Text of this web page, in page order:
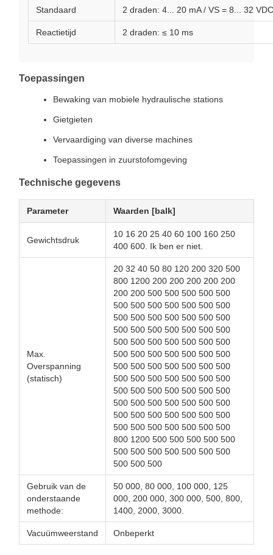
Standaard 2 draden: 4... 20 mA / VS = 8... 32 VDC
Reactietijd 2 draden: ≤ 10 ms
Toepassingen
Bewaking van mobiele hydraulische stations
Gietgieten
Vervaardiging van diverse machines
Toepassingen in zuurstofomgeving
Technische gegevens
Parameter Waarden [balk]
Gewichtsdruk
10 16 20 25 40 60 100 160 250
400 600. Ik ben er niet.
Max.
Overspanning
(statisch)
20 32 40 50 80 120 200 320 500
800 1200 200 200 200 200 200
200 200 500 500 500 500 500
500 500 500 500 500 500 500
500 500 500 500 500 500 500
500 500 500 500 500 500 500
500 500 500 500 500 500 500
500 500 500 500 500 500 500
500 500 500 500 500 500 500
500 500 500 500 500 500 500
500 500 500 500 500 500 500
500 500 500 500 500 500 500
500 500 500 500 500 500 500
500 500 500 500 500 500 500
800 1200 500 500 500 500 500
500 500 500 500 500 500 500
500 500 500
Gebruik van de
onderstaande
methode:
50 000, 80 000, 100 000, 125
000, 200 000, 300 000, 500, 800,
1400, 2000, 3000.
Vacuümweerstand Onbeperkt